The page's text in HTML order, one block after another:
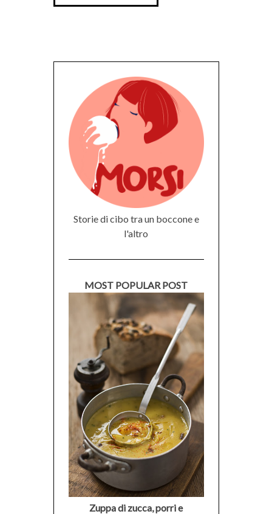
Storie di cibo tra un boccone e
l'altro
MOST POPULAR POST
Zuppa di zucca, porri e